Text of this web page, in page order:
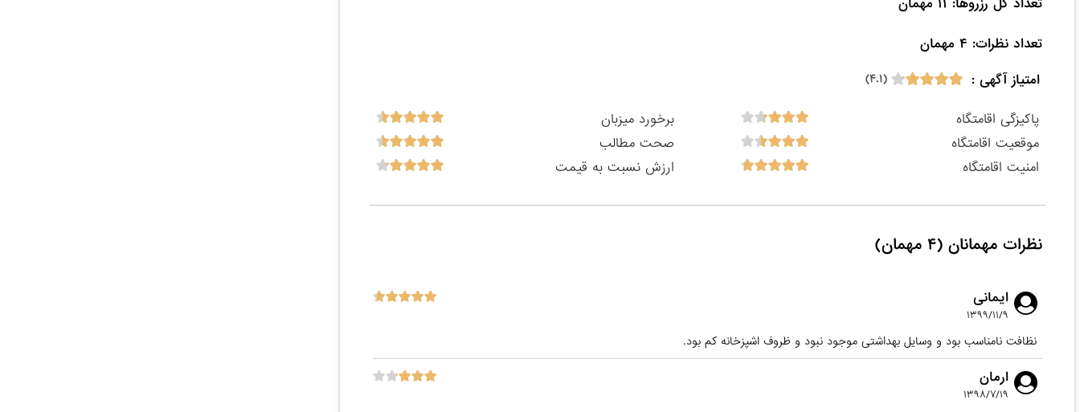
تعداد نظرات: ۴ مهمان
امتیاز آگهی :
(۴.۱)
پاکیزگی اقامتگاه
برخورد میزبان
موقعیت اقامتگاه
صحت مطالب
امنیت اقامتگاه
ارزش نسبت به قیمت
نظرات مهمانان (۴ مهمان)
ایمانی
۱۳۹۹/۱۱/۹
نظافت نامناسب بود و وسایل بهداشتی موجود نبود و ظروف اشپزخانه کم بود.
ارمان
۱۳۹۸/۷/۱۹